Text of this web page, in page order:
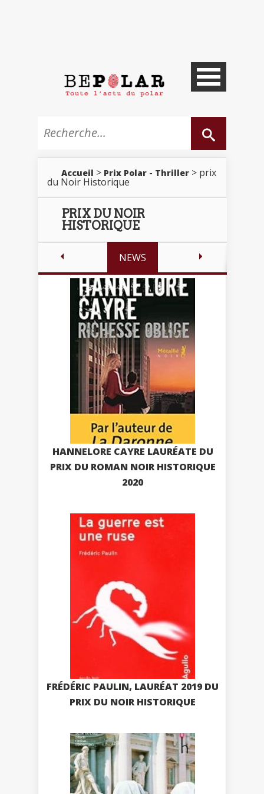
Accueil > Prix Polar - Thriller > prix
du Noir Historique
PRIX DU NOIR
HISTORIQUE
NEWS
HANNELORE CAYRE LAURÉATE DU
PRIX DU ROMAN NOIR HISTORIQUE
2020
FRÉDÉRIC PAULIN, LAURÉAT 2019 DU
PRIX DU NOIR HISTORIQUE